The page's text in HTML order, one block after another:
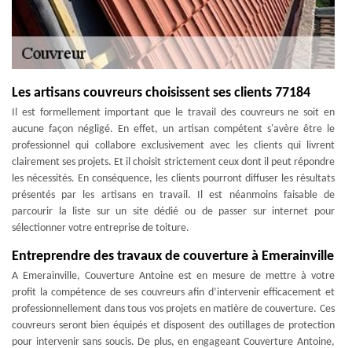
Les artisans couvreurs choisissent ses clients 77184
Il est formellement important que le travail des couvreurs ne soit en
aucune façon négligé. En effet, un artisan compétent s'avère être le
professionnel qui collabore exclusivement avec les clients qui livrent
clairement ses projets. Et il choisit strictement ceux dont il peut répondre
les nécessités. En conséquence, les clients pourront diffuser les résultats
présentés par les artisans en travail. Il est néanmoins faisable de
parcourir la liste sur un site dédié ou de passer sur internet pour
sélectionner votre entreprise de toiture.
Entreprendre des travaux de couverture à Emerainville
A Emerainville, Couverture Antoine est en mesure de mettre à votre
profit la compétence de ses couvreurs afin d’intervenir efficacement et
professionnellement dans tous vos projets en matière de couverture. Ces
couvreurs seront bien équipés et disposent des outillages de protection
pour intervenir sans soucis. De plus, en engageant Couverture Antoine,